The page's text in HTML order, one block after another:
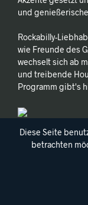
und
Rockabilly-
wie Freunde des
wechselt sich ab
und treibende
Programm gibt's
Diese Seite
betrachten